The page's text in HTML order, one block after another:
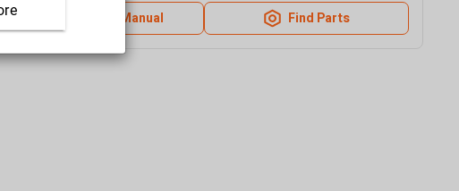
Product Manual Find Parts